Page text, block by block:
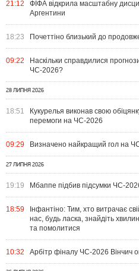
21:12
ФІФА відкрила масштабну
Аргентини
18:23 Почеттіно близький до
09:22
Наскільки справдилися
ЧС-2026?
28 ЛИПНЯ 2026
18:51
Кукурелья виконав свою
перемоги на ЧС-2026
09:29 Визначено найкращий гол на
27 ЛИПНЯ 2026
19:19 Мбаппе підбив підсумки ЧС-
18:59
Інфантіно: Тим, хто витрачає
нас, будь ласка, знайдіть
та помолитися
10:32 Арбітр фіналу ЧС-2026 Вінчич